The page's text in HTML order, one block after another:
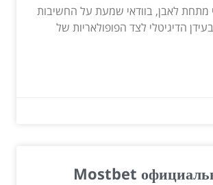
לאבן, בוודאי שמעת על החשיבות
הדיגיטלי לצד הפופולאריות של
Mostbet